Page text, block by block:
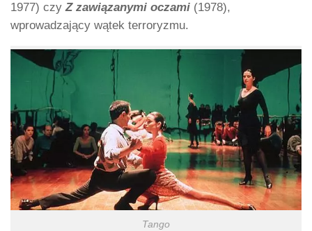
1977) czy Z zawiązanymi oczami (1978),
wprowadzający wątek terroryzmu.
Tango